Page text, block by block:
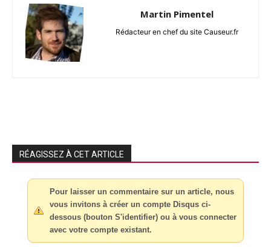
Martin Pimentel
Rédacteur en chef du site Causeur.fr
RÉAGISSEZ À CET ARTICLE
Pour laisser un commentaire sur un article, nous
vous invitons à créer un compte Disqus ci-
dessous (bouton S'identifier) ou à vous connecter
avec votre compte existant.